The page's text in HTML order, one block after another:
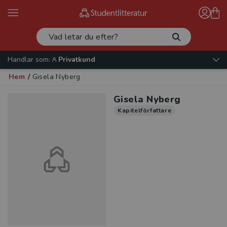
Handlar som:
Privatkund
Hem / Gisela Nyberg
Gisela Nyberg
Kapitelförfattare